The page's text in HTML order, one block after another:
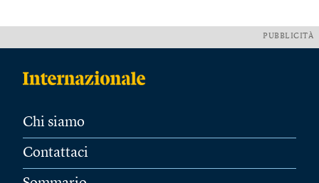
PUBBLICITÀ
Chi siamo
Contattaci